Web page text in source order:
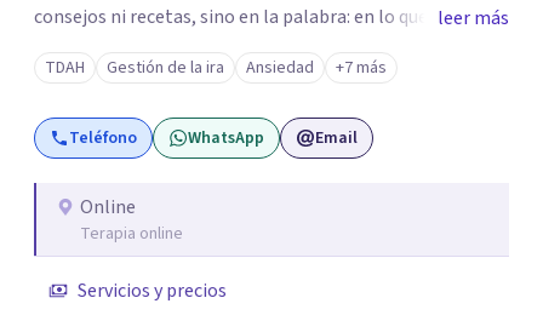
consejos ni recetas, sino en la palabra: en lo que cada
quien puede decir de su historia, de su deseo, de su
malestar... En el encuentro con un analista se abre la
posibilidad de pensar de otro modo eso que hasta ahora
parecía sin salida.
leer más
TDAH Gestión de la ira Ansiedad +7 más
Teléfono WhatsApp Email
Online
Terapia online
Servicios y precios